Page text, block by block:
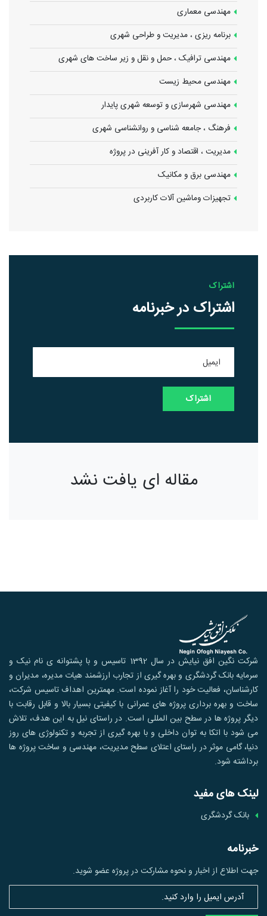
مهندسی معماری
برنامه ریزی ، مدیریت و طراحی شهری
مهندسی ترافیک ، حمل و نقل و زیر ساخت های شهری
مهندسی محیط زیست
مهندسی شهرسازی و توسعه شهری پایدار
فرهنگ ، جامعه شناسی و روانشناسی شهری
مدیریت ، اقتصاد و کار آفرینی در پروژه
مهندسی برق و مکانیک
تجهیزات وماشین آلات کاربردی
اشتراک
اشتراک در خبرنامه
مقاله ای یافت نشد
شرکت نگین افق نیایش در سال 1392 تاسیس و با پشتوانه ی نام نیک و
سرمایه بانک گردشگری و بهره گیری از تجارب ارزشمند هیات مدیره، مدیران و
کارشناسان، فعالیت خود را آغاز نموده است. مهمترین اهداف تاسیس شرکت،
ساخت و بهره برداری پروژه های عمرانی با کیفیتی بسیار بالا و قابل رقابت با
دیگر پروژه ها در سطح بین المللی است. در راستای نیل به این هدف، تلاش
می شود با اتکا به توان داخلی و با بهره گیری از تجربه و تکنولوژی های روز
دنیا، گامی موثر در راستای اعتلای سطح مدیریت، مهندسی و ساخت پروژه ها
برداشته شود.
لینک های مفید
بانک گردشگری
خبرنامه
جهت اطلاع از اخبار و نحوه مشارکت در پروژه عضو شوید.